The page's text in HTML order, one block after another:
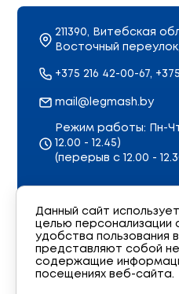
211390, Витебская
Восточный переулок,
+375 216 42-00-67,
mail@legmash.by
Режим работы: Пн-
12.00 - 12.45) Пт:
(перерыв с 12.00 -
Обратная связь
Политика в области
данных
Политика использования
Данный сайт
целью персонализации
удобства пользования
представляют собой
содержащие
посещениях веб-сайта.